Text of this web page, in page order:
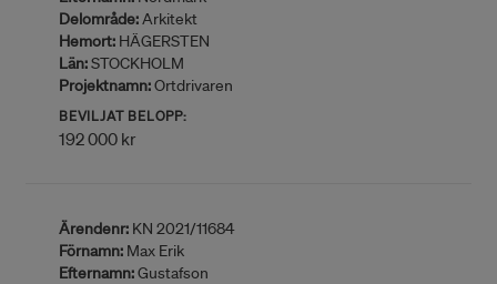
Delområde:Arkitekt
Hemort: HÄGERSTEN
Län:STOCKHOLM
Projektnamn:Ortdrivaren
BEVILJAT BELOPP:
192 000 kr
Ärendenr: KN 2021/11684
Förnamn: Max Erik
Efternamn:Gustafson